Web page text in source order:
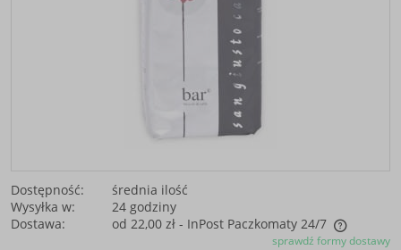
Dostępność:
średnia ilość
Wysyłka w:
24 godziny
Dostawa:
od 22,00 zł - InPost Paczkomaty 24/7
Cena nie zawiera ewentualnych kosztów płatnościsprawdź formy dostawy